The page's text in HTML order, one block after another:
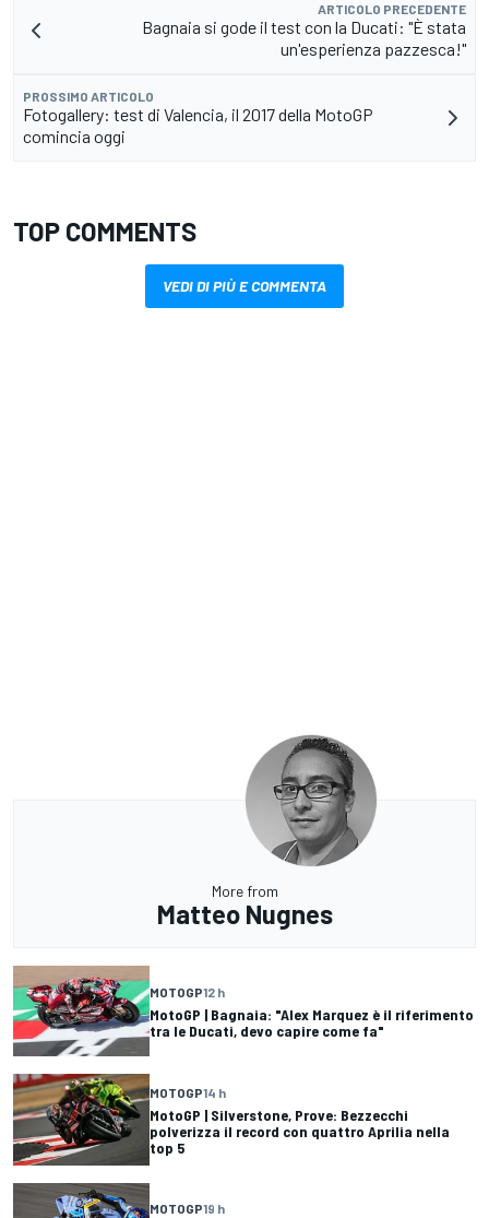
ARTICOLO PRECEDENTE
Bagnaia si gode il test con la Ducati: "È stata
un'esperienza pazzesca!"
PROSSIMO ARTICOLO
Fotogallery: test di Valencia, il 2017 della MotoGP
comincia oggi
TOP COMMENTS
VEDI DI PIÙ E COMMENTA
More from
Matteo Nugnes
MOTOGP12 h
MotoGP | Bagnaia: "Alex Marquez è il riferimento
tra le Ducati, devo capire come fa"
MOTOGP14 h
MotoGP | Silverstone, Prove: Bezzecchi
polverizza il record con quattro Aprilia nella
top 5
MOTOGP19 h